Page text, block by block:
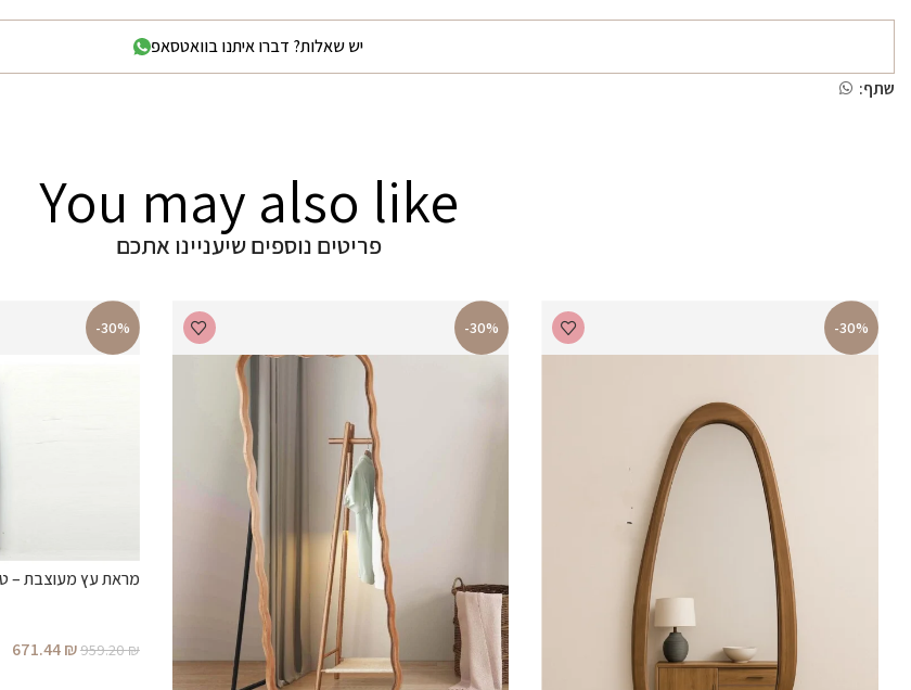
יש שאלות? דברו איתנו בוואטסאפ
שתף:
You may also like
פריטים נוספים שיעניינו אתכם
-30%
-30%
-30%
מראת עץ מעוצבת –
959.20₪
671.44₪